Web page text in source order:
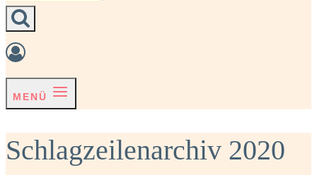
MENÜ
Schlagzeilenarchiv 2020